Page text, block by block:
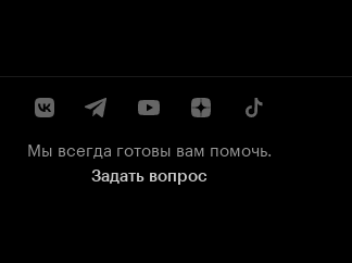
Мы всегда готовы вам помочь.
Задать вопрос